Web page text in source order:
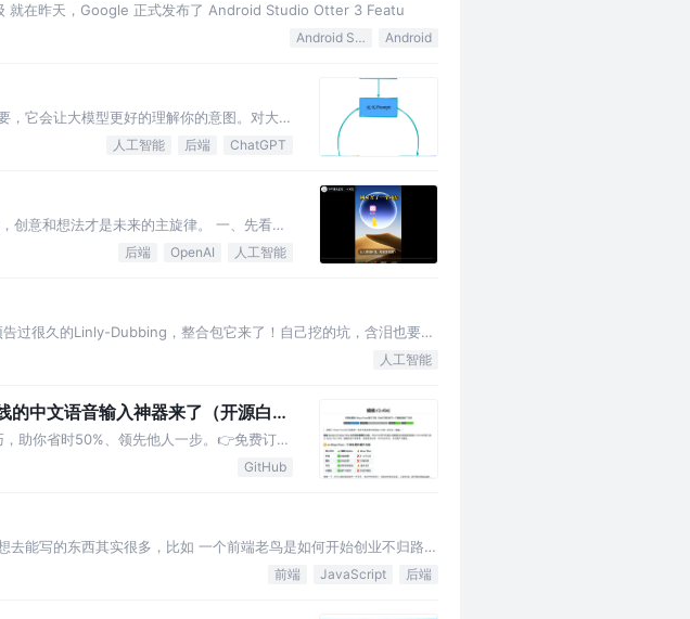
就在昨天，Google 正式发布了 Android Studio Otter 3 Featu
Android Studio Android
它会让大模型更好的理解你的意图。对大模
人工智能 后端 ChatGPT
创意和想法才是未来的主旋律。 一、先看视
后端 OpenAI 人工智能
过很久的Linly-Dubbing，整合包它来了！自己挖的坑，含泪也要填
人工智能
中文语音输入神器来了（开源白嫖
助你省时50%、领先他人一步。👉免费订
识
GitHub
能写的东西其实很多，比如 一个前端老鸟是如何开始创业不归路的
前端 JavaScript 后端